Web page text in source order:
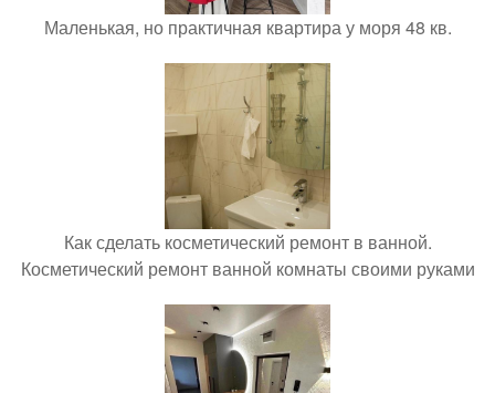
Маленькая, но практичная квартира у моря 48 кв.
Как сделать косметический ремонт в ванной.
Косметический ремонт ванной комнаты своими руками